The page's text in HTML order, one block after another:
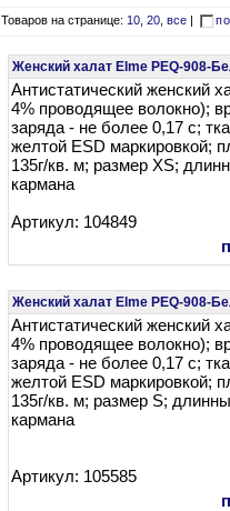
Товаров на странице:10,20,все
Женский халат Elme PEQ-908-
Антистатический женский
4% проводящее волокно);
заряда - не более 0,17 c;
желтой ESD маркировкой;
135г/кв. м; размер XS;
кармана
Артикул: 104849
Женский халат Elme PEQ-908-
Антистатический женский
4% проводящее волокно);
заряда - не более 0,17 c;
желтой ESD маркировкой;
135г/кв. м; размер S;
кармана
Артикул: 105585